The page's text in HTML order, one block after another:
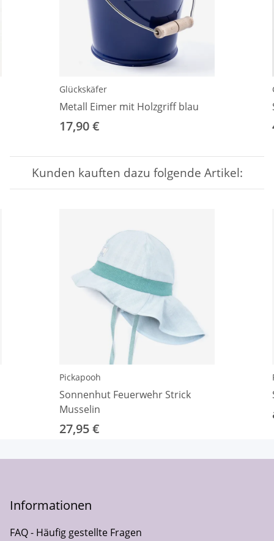
Glückskäfer
Metall Eimer mit Holzgriff blau
17,90 €
Kunden kauften dazu folgende Artikel:
Pickapooh
Sonnenhut Feuerwehr Strick
Musselin
27,95 €
Informationen
FAQ - Häufig gestellte Fragen